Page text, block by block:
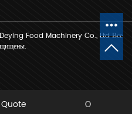
Food Machinery Co., Ltd Все
О